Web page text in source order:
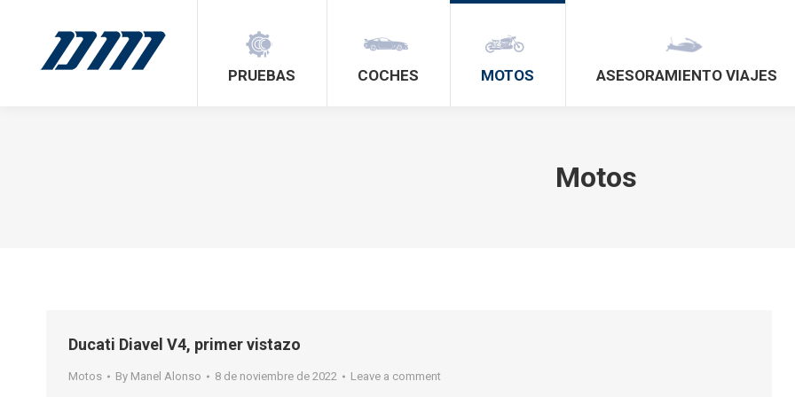
PRUEBAS COCHES MOTOS ASESORAMIENTO VIAJES
Motos
Ducati Diavel V4, primer vistazo
Motos By Manel Alonso 8 de noviembre de 2022 Leave a comment